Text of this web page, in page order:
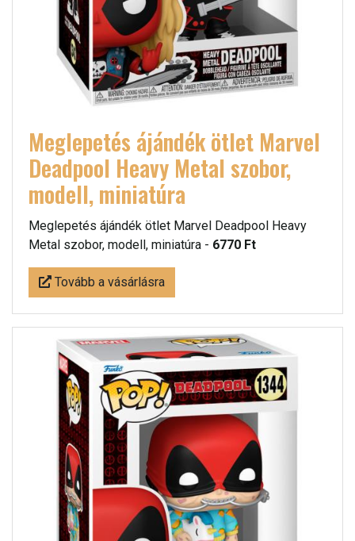
Meglepetés ájándék ötlet Marvel
Deadpool Heavy Metal szobor,
modell, miniatúra
Meglepetés ájándék ötlet Marvel Deadpool Heavy
Metal szobor, modell, miniatúra - 6770 Ft
Tovább a vásárlásra